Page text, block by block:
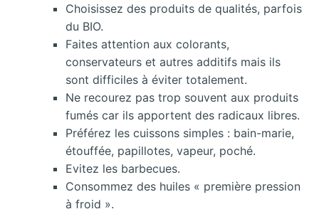
Choisissez des produits de qualités, parfois
du BIO.
Faites attention aux colorants,
conservateurs et autres additifs mais ils
sont difficiles à éviter totalement.
Ne recourez pas trop souvent aux produits
fumés car ils apportent des radicaux libres.
Préférez les cuissons simples : bain-marie,
étouffée, papillotes, vapeur, poché.
Evitez les barbecues.
Consommez des huiles « première pression
à froid ».